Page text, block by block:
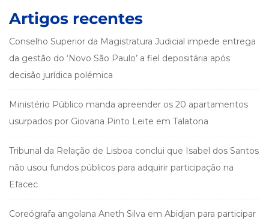
Artigos recentes
Conselho Superior da Magistratura Judicial impede entrega
da gestão do ‘Novo São Paulo’ a fiel depositária após
decisão jurídica polémica
Ministério Público manda apreender os 20 apartamentos
usurpados por Giovana Pinto Leite em Talatona
Tribunal da Relação de Lisboa conclui que Isabel dos Santos
não usou fundos públicos para adquirir participação na
Efacec
Coreógrafa angolana Aneth Silva em Abidjan para participar